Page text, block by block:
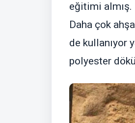
eğitimi almış.
Daha çok
de kullanıyor
polyester